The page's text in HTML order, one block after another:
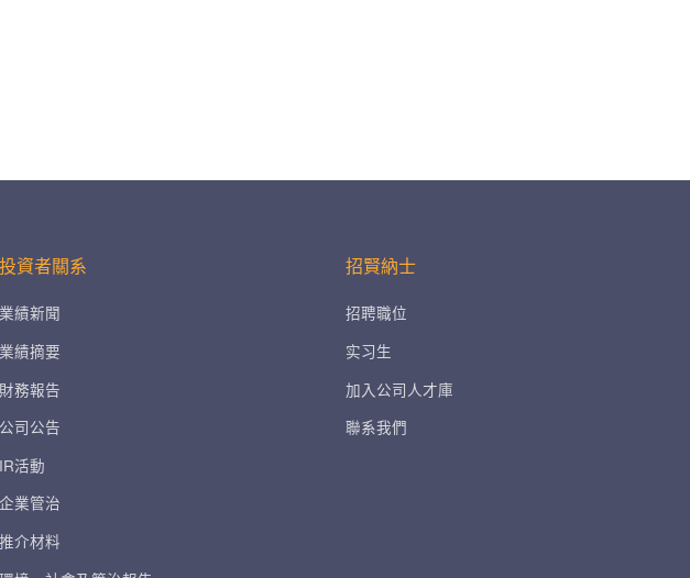
投資者關系
業績新聞
業績摘要
財務報告
公司公告
IR活動
企業管治
推介材料
招賢納士
招聘職位
实习生
加入公司人才庫
聯系我們